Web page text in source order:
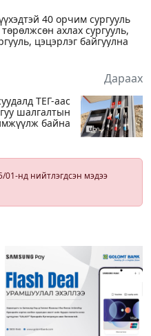
40 орчим сургууль
ахлах сургууль,
цэцэрлэг байгуулна
Дараах
ТЕГ-аас
шалгалтын
байна
01-нд нийтлэгдсэн мэдээ